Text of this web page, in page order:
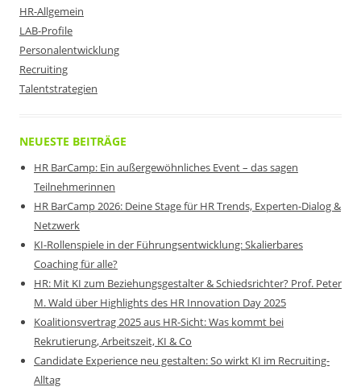
HR-Allgemein
LAB-Profile
Personalentwicklung
Recruiting
Talentstrategien
NEUESTE BEITRÄGE
HR BarCamp: Ein außergewöhnliches Event – das sagen
Teilnehmerinnen
HR BarCamp 2026: Deine Stage für HR Trends, Experten-Dialog &
Netzwerk
KI-Rollenspiele in der Führungsentwicklung: Skalierbares
Coaching für alle?
HR: Mit KI zum Beziehungsgestalter & Schiedsrichter? Prof. Peter
M. Wald über Highlights des HR Innovation Day 2025
Koalitionsvertrag 2025 aus HR-Sicht: Was kommt bei
Rekrutierung, Arbeitszeit, KI & Co
Candidate Experience neu gestalten: So wirkt KI im Recruiting-
Alltag